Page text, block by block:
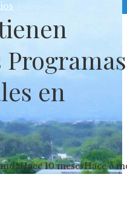
Programas
en
Hace 10 mesesHace 5